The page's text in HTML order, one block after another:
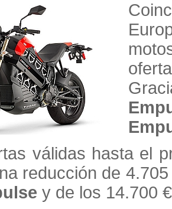
válidas hasta el
reducción de
y de los 14.700